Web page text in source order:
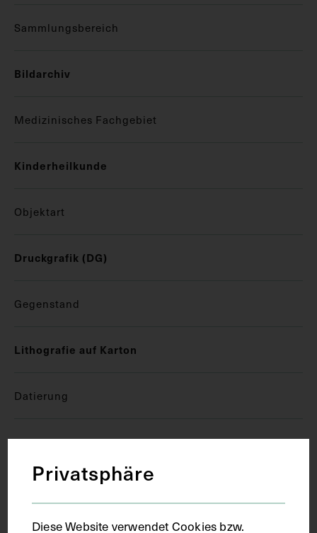
Sammlungsbereich
Bildarchiv
Medizinisches Fachgebiet
Kinderheilkunde
Objektart
Druckgrafik (DG)
Gegenstand
Lithografie auf Karton
Datierung
1846
Privatsphäre
Diese Website verwendet Cookies bzw.